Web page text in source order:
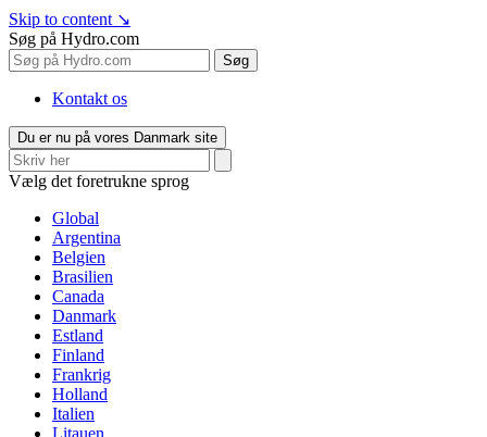
Skip to content ↘
Søg på Hydro.com
Søg
Kontakt os
Du er nu på vores Danmark site
Vælg det foretrukne sprog
Global
Argentina
Belgien
Brasilien
Canada
Danmark
Estland
Finland
Frankrig
Holland
Italien
Litauen